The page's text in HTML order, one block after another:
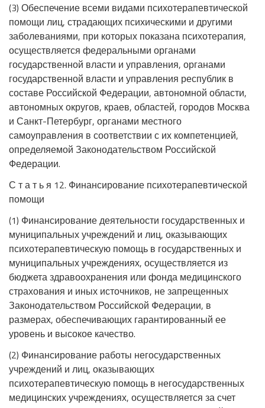
(3) Обеспечение всеми видами психотерапевтической
помощи лиц, страдающих психическими и другими
заболеваниями, при которых показана психотерапия,
осуществляется федеральными органами
государственной власти и управления, органами
государственной власти и управления республик в
составе Российской Федерации, автономной области,
автономных округов, краев, областей, городов Москва
и Санкт-Петербург, органами местного
самоуправления в соответствии с их компетенцией,
определяемой Законодательством Российской
Федерации.
С т а т ь я 12. Финансирование психотерапевтической
помощи
(1) Финансирование деятельности государственных и
муниципальных учреждений и лиц, оказывающих
психотерапевтическую помощь в государственных и
муниципальных учреждениях, осуществляется из
бюджета здравоохранения или фонда медицинского
страхования и иных источников, не запрещенных
Законодательством Российской Федерации, в
размерах, обеспечивающих гарантированный ее
уровень и высокое качество.
(2) Финансирование работы негосударственных
учреждений и лиц, оказывающих
психотерапевтическую помощь в негосударственных
медицинских учреждениях, осуществляется за счет